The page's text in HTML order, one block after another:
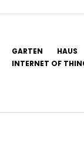
GARTEN HAUS
INTERNET OF